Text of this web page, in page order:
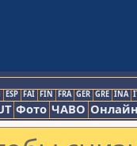
ESP FAI FIN FRA GER GRE INA
Фото ЧАВО